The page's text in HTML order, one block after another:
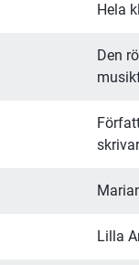
Hela
Den
Lilla